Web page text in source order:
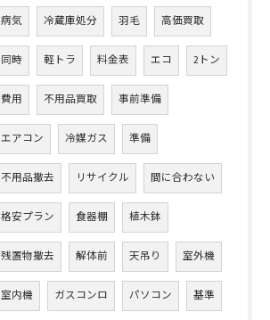
病気 冷蔵庫処分 羽毛 高価買取
同時 軽トラ 料金表 エコ 2トン
費用 不用品買取 事前準備
エアコン 冷媒ガス 準備
不用品撤去 リサイクル 間に合わない
格安プラン 食器棚 植木鉢
残置物撤去 解体前 天吊り 室外機
室内機 ガスコンロ パソコン 基準